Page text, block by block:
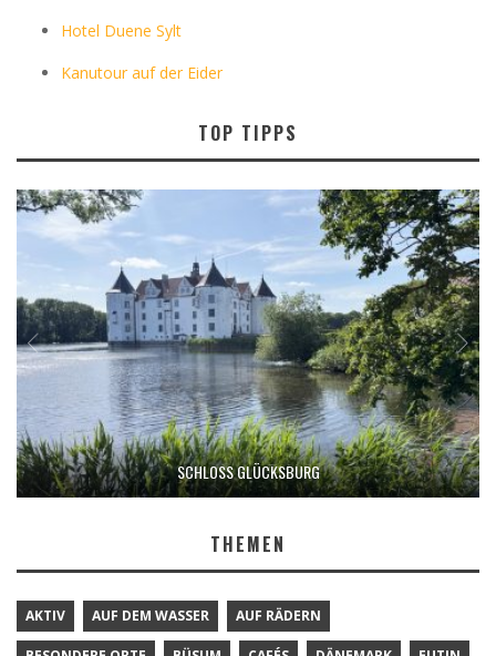
Hotel Duene Sylt
Kanutour auf der Eider
TOP TIPPS
SCHLOSS GLÜCKSBURG
THEMEN
AKTIV AUF DEM WASSER AUF RÄDERN